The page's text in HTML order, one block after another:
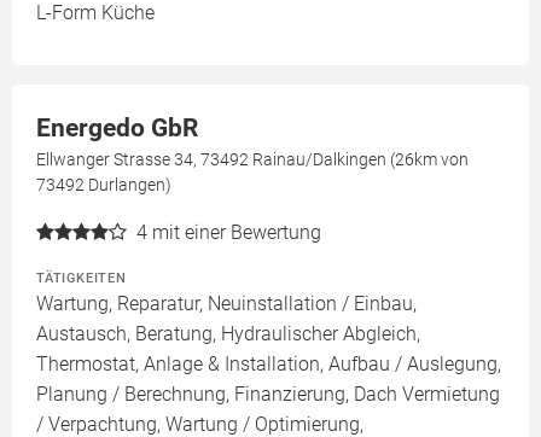
L-Form Küche
Energedo GbR
Ellwanger Strasse 34, 73492 Rainau/Dalkingen (26km von
73492 Durlangen)
4 mit einer Bewertung
TÄTIGKEITEN
Wartung, Reparatur, Neuinstallation / Einbau,
Austausch, Beratung, Hydraulischer Abgleich,
Thermostat, Anlage & Installation, Aufbau / Auslegung,
Planung / Berechnung, Finanzierung, Dach Vermietung
/ Verpachtung, Wartung / Optimierung,